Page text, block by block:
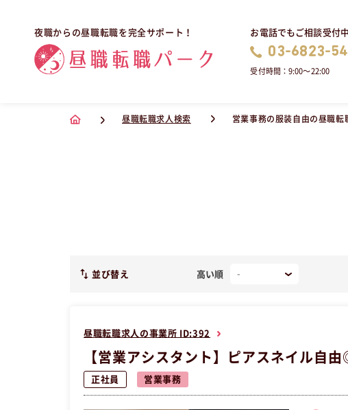
夜職からの昼職転職を完全サポート！ お電話でもご相談受付中
03-6823-
受付時間：9:00〜22:00
昼職転職求人検索 営業事務の服装自由の昼職転
並び替え 高い順
昼職転職求人の事業所 ID:392
【営業アシスタント】ピアスネイル自
正社員 営業事務